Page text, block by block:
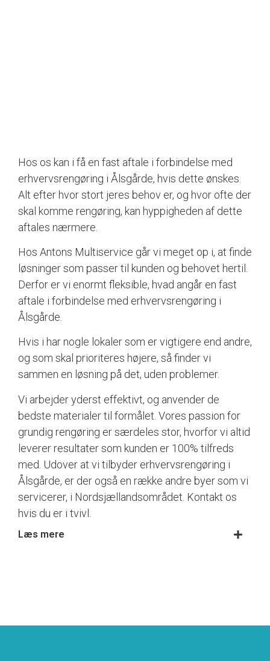
Hos os kan i få en fast aftale i forbindelse med
erhvervsrengøring i Ålsgårde, hvis dette ønskes.
Alt efter hvor stort jeres behov er, og hvor ofte der
skal komme rengøring, kan hyppigheden af dette
aftales nærmere.
Hos Antons Multiservice går vi meget op i, at finde
løsninger som passer til kunden og behovet hertil.
Derfor er vi enormt fleksible, hvad angår en fast
aftale i forbindelse med erhvervsrengøring i
Ålsgårde.
Hvis i har nogle lokaler som er vigtigere end andre,
og som skal prioriteres højere, så finder vi
sammen en løsning på det, uden problemer.
Vi arbejder yderst effektivt, og anvender de
bedste materialer til formålet. Vores passion for
grundig rengøring er særdeles stor, hvorfor vi altid
leverer resultater som kunden er 100% tilfreds
med. Udover at vi tilbyder erhvervsrengøring i
Ålsgårde, er der også en række andre byer som vi
servicerer, i Nordsjællandsområdet. Kontakt os
hvis du er i tvivl.
Læs mere